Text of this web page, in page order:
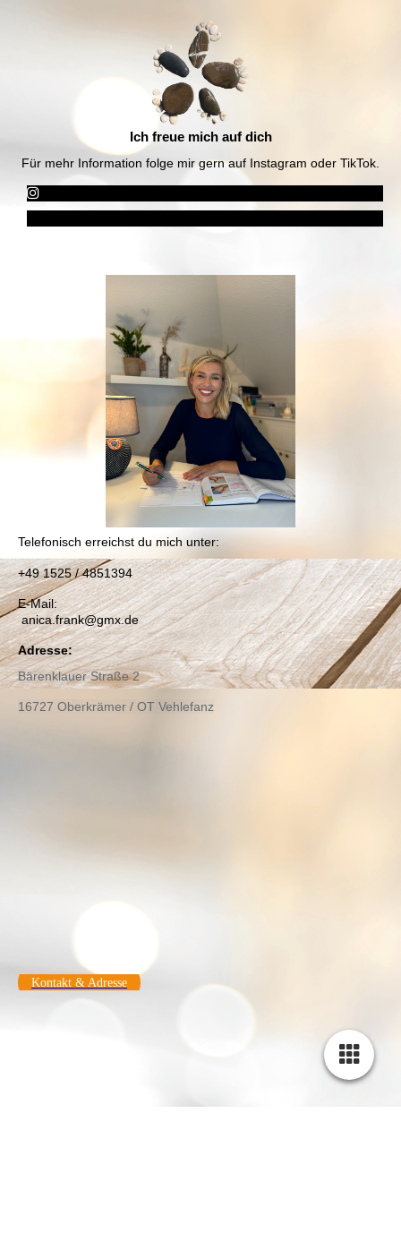
Ich freue mich auf dich
Für mehr Information folge mir gern auf Instagram oder TikTok.
Telefonisch erreichst du mich unter:
+49 1525 / 4851394
E-Mail:
anica.frank@gmx.de
Adresse:
Bärenklauer Straße 2
16727 Oberkrämer / OT Vehlefanz
Kontakt & Adresse